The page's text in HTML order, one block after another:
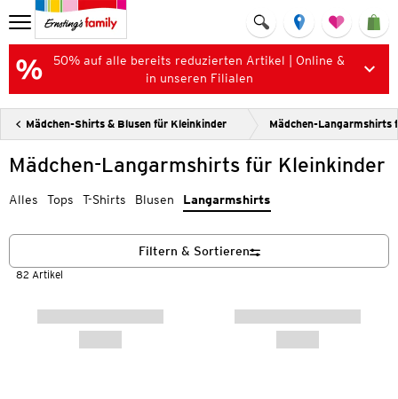
50% auf alle bereits reduzierten Artikel | Online &
in unseren Filialen
Mädchen-Shirts & Blusen für Kleinkinder Mädchen-Langarmshirts
Mädchen-Langarmshirts für Kleinkinder
Alles Tops T-Shirts Blusen Langarmshirts
82 Artikel
Filtern & Sortieren